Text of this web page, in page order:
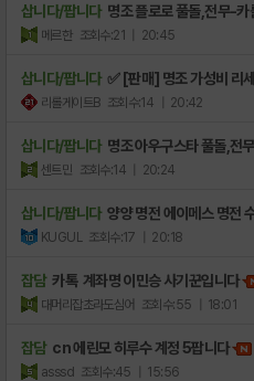
삽니다/팝니다 명조 플로로 풀돌,전무-
메르한 조회수:21 | 20:45
삽니다/팝니다 ✅ [판매] 명조 가성비 리
리롤게이트B 조회수:14 | 20:42
삽니다/팝니다 명조 아우구스타 풀돌,전
센트민 조회수:14 | 20:24
삽니다/팝니다 양양 명전 에이메스 명전
KUGUL 조회수:17 | 20:18
잡담 카톡 계좌명 이민승 사기꾼입니다
대머리잡초라도심어 조회수:55 | 18:01
잡담 cn 에린모 히루수 계정 5팝니다
asssd 조회수:45 | 15:56